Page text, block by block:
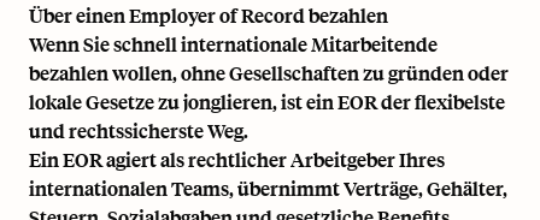
Über einen Employer of Record bezahlen
Wenn Sie schnell internationale Mitarbeitende
bezahlen wollen, ohne Gesellschaften zu gründen oder
lokale Gesetze zu jonglieren, ist ein EOR der flexibelste
und rechtssicherste Weg.
Ein EOR agiert als rechtlicher Arbeitgeber Ihres
internationalen Teams, übernimmt Verträge, Gehälter,